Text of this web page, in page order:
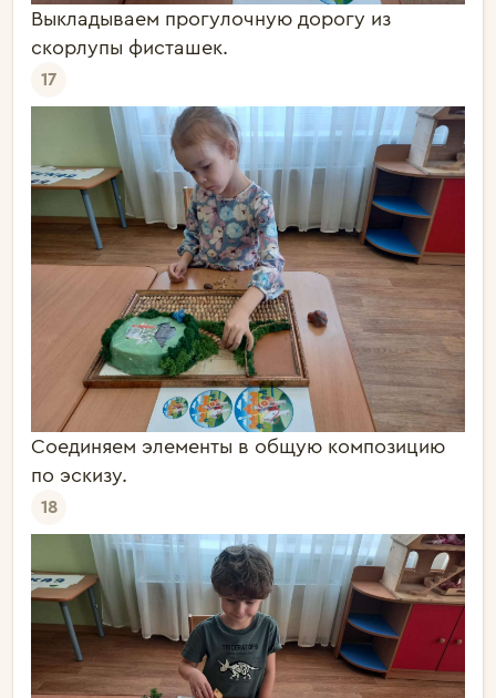
Выкладываем прогулочную дорогу из
скорлупы фисташек.
17
Соединяем элементы в общую композицию
по эскизу.
18